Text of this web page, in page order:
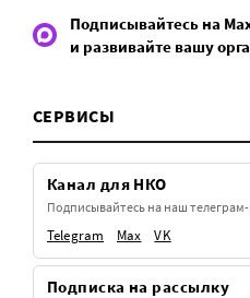
Подписывайтесь на
и развивайте вашу
СЕРВИСЫ
Канал для НКО
Подписывайтесь на наш
Telegram Max VK
Подписка на рассылку